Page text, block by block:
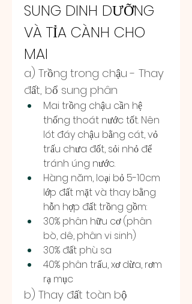
SUNG DINH DƯỠNG
VÀ TỈA CÀNH CHO
MAI
a) Trồng trong chậu - Thay
đất, bổ sung phân
Mai trồng chậu cần hệ
thống thoát nước tốt. Nên
lót đáy chậu bằng cát, vỏ
trấu chưa đốt, sỏi nhỏ để
tránh úng nước.
Hàng năm, loại bỏ 5-10cm
lớp đất mặt và thay bằng
hỗn hợp đất trồng gồm:
30% phân hữu cơ (phân
bò, dê, phân vi sinh)
30% đất phù sa
40% phân trấu, xơ dừa, rơm
rạ mục
b) Thay đất toàn bộ